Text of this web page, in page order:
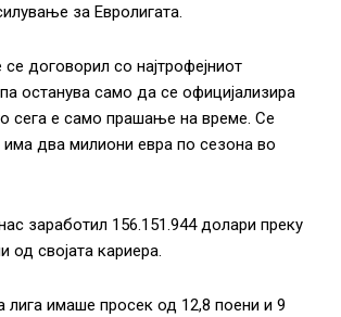
за Евролигата.
договорил со најтрофејниот
останува само да се официјализира
сега е само прашање на време. Се
два милиони евра по сезона во
заработил 156.151.944 долари преку
од својата кариера.
лига имаше просек од 12,8 поени и 9